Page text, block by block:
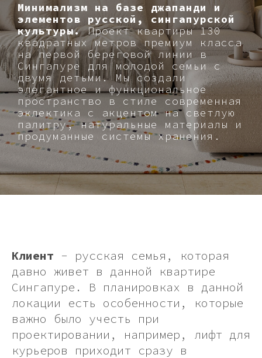
Минимализм на базе джапанди и
элементов русской, сингапурской
культуры.Проект квартиры 130
квадратных метров премиум класса
на первой береговой линии в
Сингапуре для молодой семьи с
двумя детьми. Мы создали
элегантное и функциональное
пространство в стиле современная
эклектика с акцентом на светлую
палитру, натуральные материалы и
продуманные системы хранения.
Клиент - русская семья, которая
давно живет в данной квартире
Сингапуре. В планировках в данной
локации есть особенности, которые
важно было учесть при
проектировании, например, лифт для
курьеров приходит сразу в